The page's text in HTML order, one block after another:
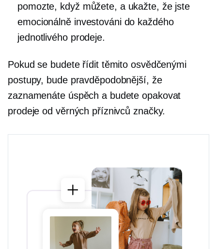
pomozte, když můžete, a ukažte, že jste
emocionálně investováni do každého
jednotlivého prodeje.
Pokud se budete řídit těmito osvědčenými
postupy, bude pravděpodobnější, že
zaznamenáte úspěch a budete opakovat
prodeje od věrných příznivců značky.